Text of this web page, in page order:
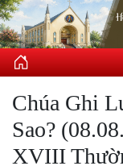
Chúa Ghi
Sao?
XVIII